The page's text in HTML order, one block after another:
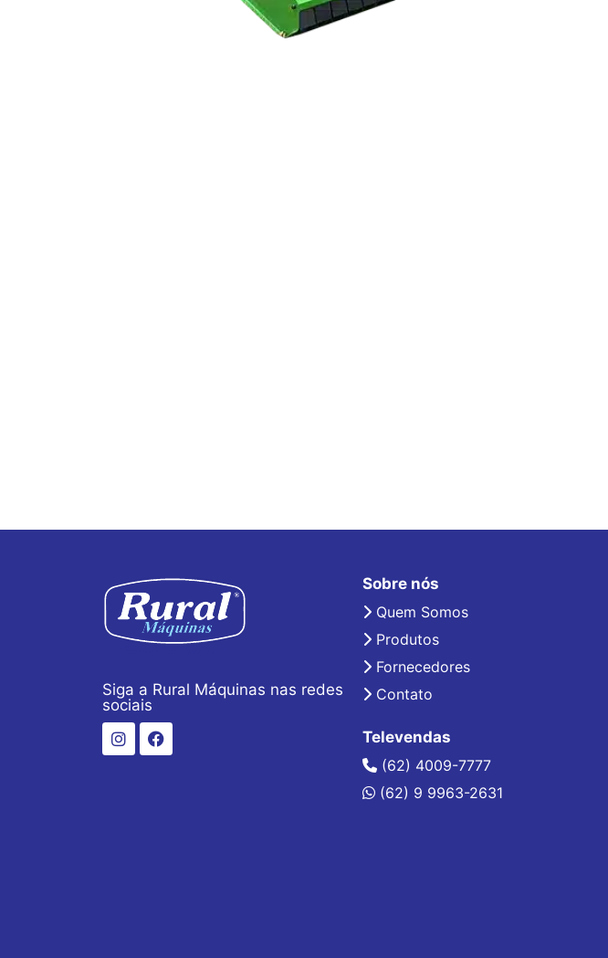
Siga a Rural Máquinas nas redes
sociais
Sobre nós
Quem Somos
Produtos
Fornecedores
Contato
Televendas
(62) 4009-7777
(62) 9 9963-2631